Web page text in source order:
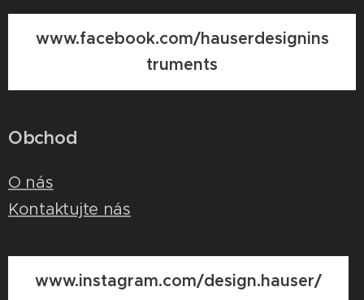
www.facebook.com/hauserdesignins
truments
Obchod
O nás
Kontaktujte nás
www.instagram.com/design.hauser/